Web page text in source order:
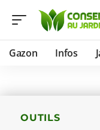
Gazon Infos
OUTILS